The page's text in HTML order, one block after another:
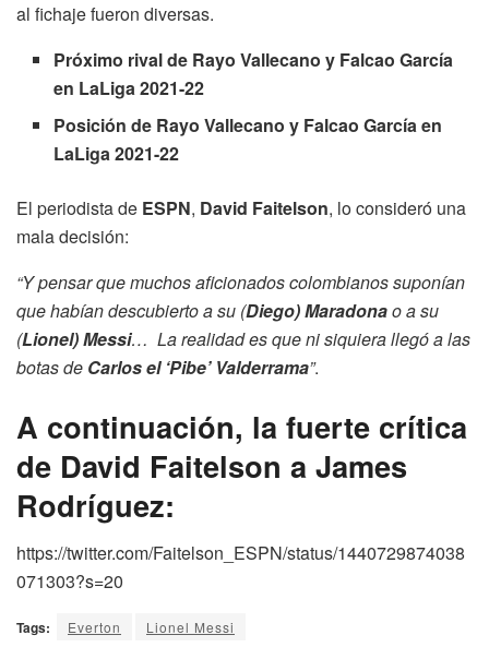
al fichaje fueron diversas.
Próximo rival de Rayo Vallecano y Falcao García
en LaLiga 2021-22
Posición de Rayo Vallecano y Falcao García en
LaLiga 2021-22
El periodista de ESPN, David Faitelson, lo consideró una
mala decisión:
“Y pensar que muchos aficionados colombianos suponían
que habían descubierto a su (Diego) Maradonao a su
(Lionel) Messi… La realidad es que ni siquiera llegó a las
botas de Carlos el ‘Pibe’ Valderrama”.
A continuación, la fuerte crítica
de David Faitelson a James
Rodríguez:
https://twitter.com/Faitelson_ESPN/status/1440729874038
071303?s=20
Tags: Everton Lionel Messi